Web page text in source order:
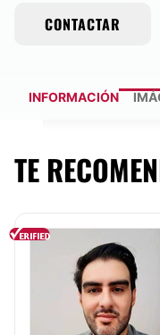
CONTACTAR
INFORMACIÓN
TE